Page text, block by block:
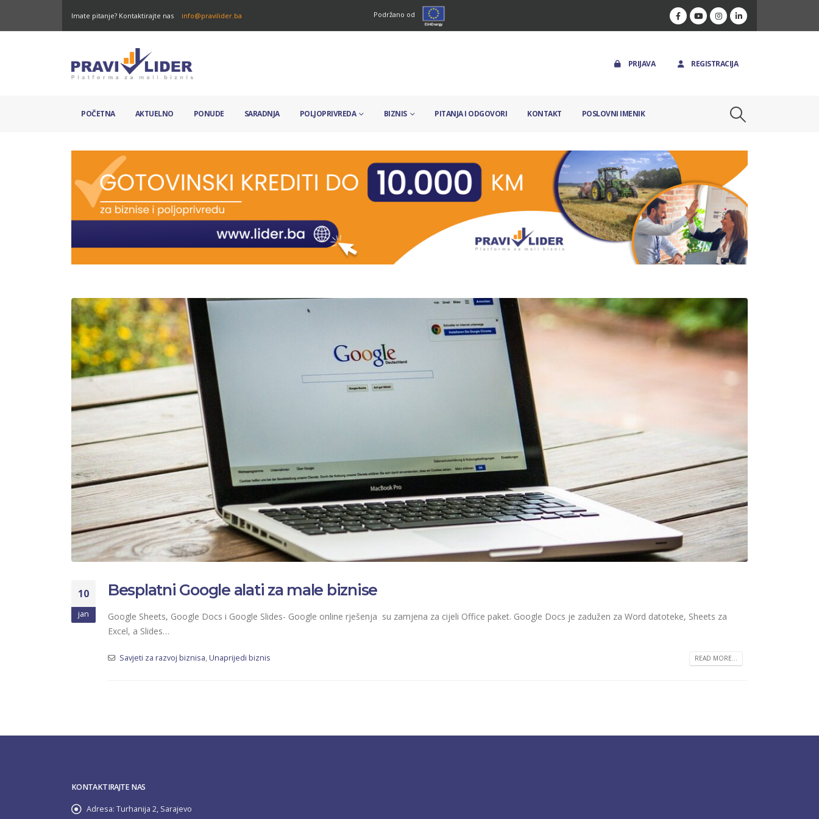
Imate pitanje? Kontaktirajte nas info@pravilider.ba Podržano od
PRIJAVA REGISTRACIJA
POČETNA AKTUELNO PONUDE SARADNJA POLJOPRIVREDA BIZNIS PITANJA I ODGOVORI KONTAKT POSLOVNI IMENIK
10
jan
Besplatni Google alati za male biznise
Google Sheets, Google Docs i Google Slides- Google online rješenja su zamjena za cijeli Office paket. Google Docs je zadužen za Word datoteke, Sheets za
Excel, a Slides…
Savjeti za razvoj biznisa,Unaprijedi biznis READ MORE...
KONTAKTIRAJTE NAS
Adresa: Turhanija 2, Sarajevo